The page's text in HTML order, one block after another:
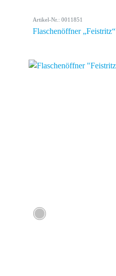
Artikel-Nr.: 0011851
Flaschenöffner „Feistritz“